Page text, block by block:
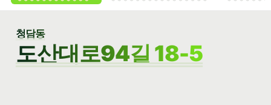
청담동
도산대로94길 18-5